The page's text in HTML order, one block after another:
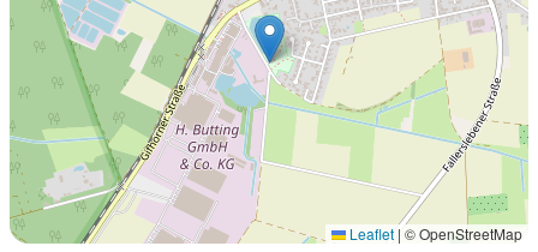
Leaflet | © OpenStreetMap